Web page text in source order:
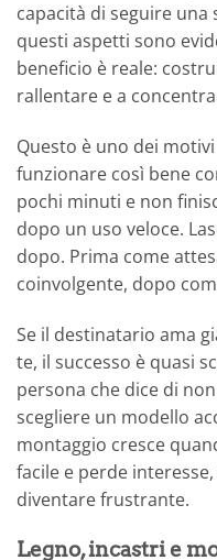
capacità di seguire una
questi aspetti sono
beneficio è reale:
rallentare e a
Questo è uno dei
funzionare così bene
pochi minuti e non
dopo un uso veloce.
dopo. Prima come
coinvolgente, dopo
Se il destinatario ama
te, il successo è quasi
persona che dice di
scegliere un modello
montaggio cresce
facile e perde
diventare frustrante.
Legno, incastri e